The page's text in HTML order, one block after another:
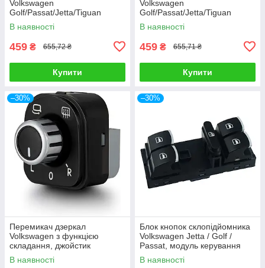
Volkswagen
Golf/Passat/Jetta/Tiguan
5ND941431B, блок
перемикання світла
В наявності
459 ₴ 655,72 ₴
Купити
Volkswagen
Golf/Passat/Jetta/Tiguan
5ND941431B, блок
перемикання світла
В наявності
459 ₴ 655,71 ₴
Купити
–30%
Перемикач дзеркал
Volkswagen з функцією
складання, джойстик
регулювання бічних дзеркал
В наявності
–30%
Блок кнопок склопідйомника
Volkswagen Jetta / Golf /
Passat, модуль керування
склом дверей водія
В наявності